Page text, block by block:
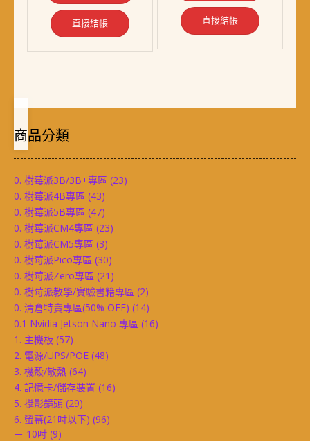
直接結帳
NT$ 2,829。NT$ 2,658。
直接結帳
商品分類
0. 樹莓派3B/3B+專區 (23)
0. 樹莓派4B專區 (43)
0. 樹莓派5B專區 (47)
0. 樹莓派CM4專區 (23)
0. 樹莓派CM5專區 (3)
0. 樹莓派Pico專區 (30)
0. 樹莓派Zero專區 (21)
0. 樹莓派教學/實驗書籍專區 (2)
0. 清倉特賣專區(50% OFF) (14)
0.1 Nvidia Jetson Nano 專區 (16)
1. 主機板 (57)
2. 電源/UPS/POE (48)
3. 機殼/散熱 (64)
4. 記憶卡/儲存裝置 (16)
5. 攝影鏡頭 (29)
6. 螢幕(21吋以下) (96)
－ 10吋 (9)